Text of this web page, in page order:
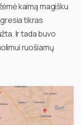
kaimą magišku
tikras
Ir tada buvo
ruošiamų